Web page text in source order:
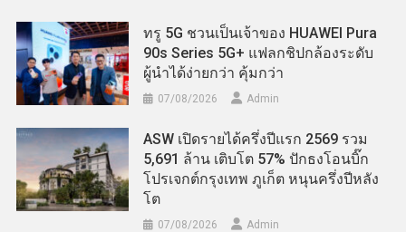
ทรู 5G ชวนเป็นเจ้าของ HUAWEI Pura
90s Series 5G+ แฟลกชิปกล้องระดับ
ผู้นำได้ง่ายกว่า คุ้มกว่า
07/08/2026 Admin
ASW เปิดรายได้ครึ่งปีแรก 2569 รวม
5,691 ล้าน เติบโต 57% ปักธงโอนบิ๊ก
โปรเจกต์กรุงเทพ ภูเก็ต หนุนครึ่งปีหลัง
โต
07/08/2026 Admin